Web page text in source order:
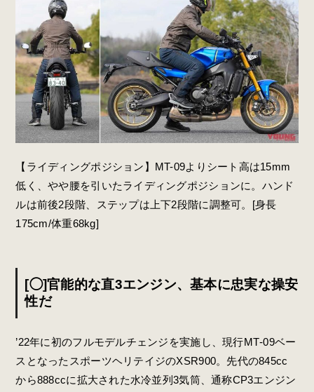
【ライディングポジション】MT-09よりシート高は15mm
低く、やや腰を引いたライディングポジションに。ハンド
ルは前後2段階、ステップは上下2段階に調整可。[身長
175cm/体重68kg]
[◯]官能的な直3エンジン、基本に忠実な操安
性だ
’22年に初のフルモデルチェンジを実施し、現行MT‐09ベー
スとなったスポーツヘリテイジのXSR900。先代の845cc
から888ccに拡大された水冷並列3気筒、通称CP3エンジン